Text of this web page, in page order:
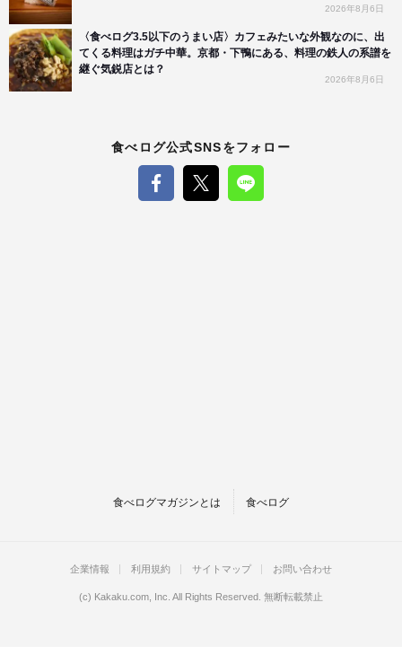
2026年8月6日
〈食べログ3.5以下のうまい店〉カフェみたいな外観なのに、出
てくる料理はガチ中華。京都・下鴨にある、料理の鉄人の系譜を
継ぐ気鋭店とは？
2026年8月6日
食べログ公式SNSをフォロー
食べログマガジンとは 食べログ
企業情報 利用規約 サイトマップ お問い合わせ
(c) Kakaku.com, Inc. All Rights Reserved. 無断転載禁止